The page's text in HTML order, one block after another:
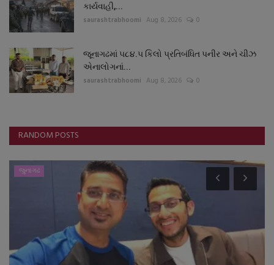
કાર્યવાહી,...
saurashtrabhoomi Aug 8, 2026 0
જૂનાગઢમાં ૫૮૪.૫ કિલો પ્રતિબંધિત પનીર અને ચીઝ
એનાલોગનાં...
saurashtrabhoomi Aug 8, 2026 0
RANDOM POSTS
જુનાગઢ